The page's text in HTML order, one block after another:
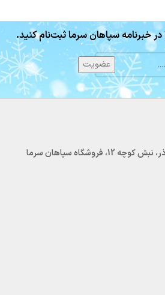
خبرنامه سپاهان سرما ثبت‌نام کنید.
سپاهان سرما